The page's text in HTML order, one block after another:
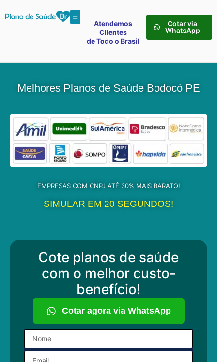
Atendemos
Clientes
de Todo o Brasil
Cotar via
WhatsApp
Melhores Planos de Saúde Bodocó PE
EMPRESAS COM CNPJ ATÉ 30% MAIS BARATO!
SIMULAR EM 20 SEGUNDOS!
Cote planos de saúde
com o melhor custo-
benefício!
Cotar agora via WhatsApp